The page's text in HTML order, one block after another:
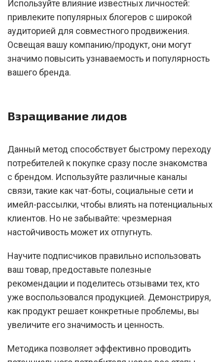
Используйте влияние известных личностей:
привлеките популярных блогеров с широкой
аудиторией для совместного продвижения.
Освещая вашу компанию/продукт, они могут
значимо повысить узнаваемость и популярность
вашего бренда.
Взращивание лидов
Данный метод способствует быстрому переходу
потребителей к покупке сразу после знакомства
с брендом. Используйте различные каналы
связи, такие как чат-боты, социальные сети и
имейл-рассылки, чтобы влиять на потенциальных
клиентов. Но не забывайте: чрезмерная
настойчивость может их отпугнуть.
Научите подписчиков правильно использовать
ваш товар, предоставьте полезные
рекомендации и поделитесь отзывами тех, кто
уже воспользовался продукцией. Демонстрируя,
как продукт решает конкретные проблемы, вы
увеличите его значимость и ценность.
Методика позволяет эффективно проводить